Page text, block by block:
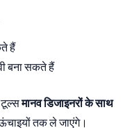
हैं
बना सकते हैं
टूल्समानव डिजाइनरों के साथ
तक ले जाएंगे।